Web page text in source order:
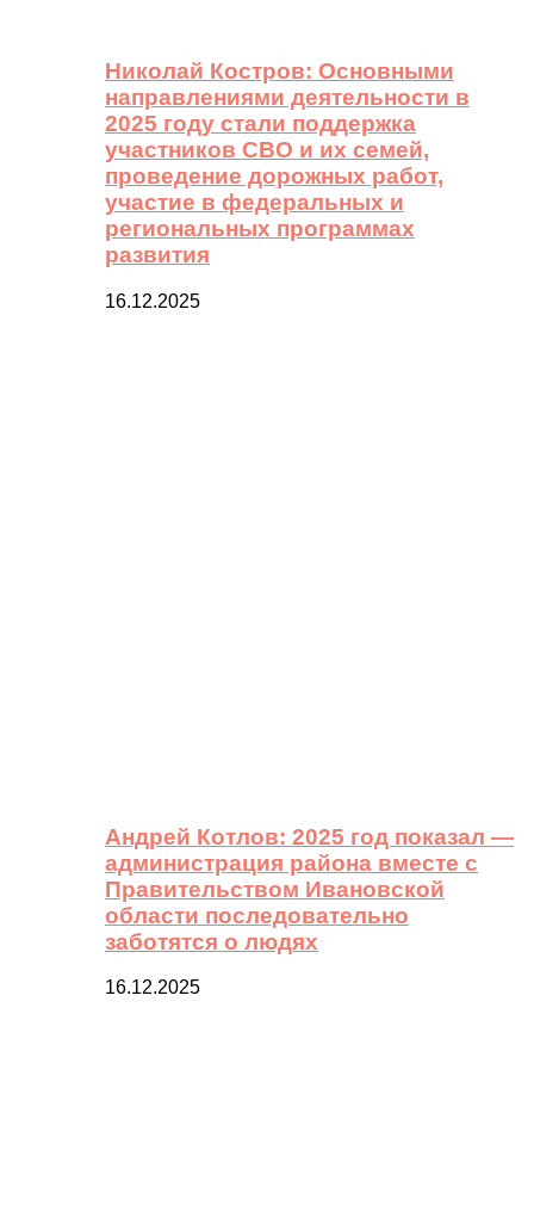
Николай Костров: Основными
направлениями деятельности в
2025 году стали поддержка
участников СВО и их семей,
проведение дорожных работ,
участие в федеральных и
региональных программах
развития
16.12.2025
Андрей Котлов: 2025 год показал —
администрация района вместе с
Правительством Ивановской
области последовательно
заботятся о людях
16.12.2025